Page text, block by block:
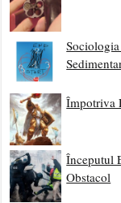
Împotriva
Începutul
Obstacol